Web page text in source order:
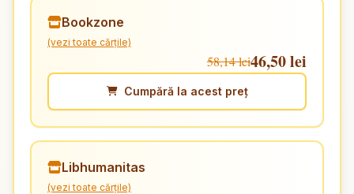
Bookzone
(vezi toate cărțile)
58,14 lei46,50 lei
Cumpără la acest preț
Libhumanitas
(vezi toate cărțile)